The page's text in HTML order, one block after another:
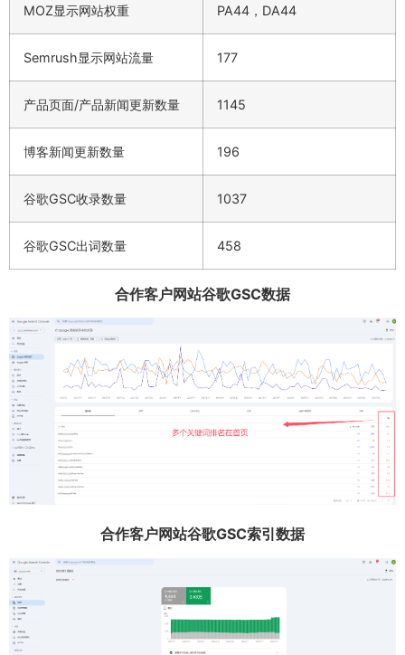
MOZ显示网站权重 PA44，DA44
Semrush显示网站流量 177
产品页面/产品新闻更新数量 1145
博客新闻更新数量 196
谷歌GSC收录数量 1037
谷歌GSC出词数量 458
合作客户网站谷歌GSC数据
合作客户网站谷歌GSC索引数据